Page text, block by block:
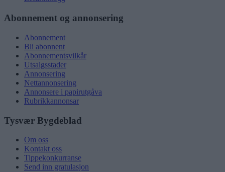
Abonnement og annonsering
Abonnement
Bli abonnent
Abonnementsvilkår
Utsalgsstader
Annonsering
Nettannonsering
Annonsere i papirutgåva
Rubrikkannonsar
Tysvær Bygdeblad
Om oss
Kontakt oss
Tippekonkurranse
Send inn gratulasjon